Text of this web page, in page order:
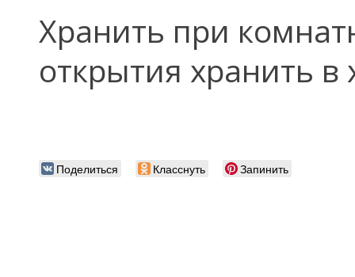
Хранить при
открытия хранить
Поделиться Класснуть Запинить